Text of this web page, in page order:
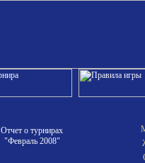
Отчет о турнирах
"Февраль 2008"